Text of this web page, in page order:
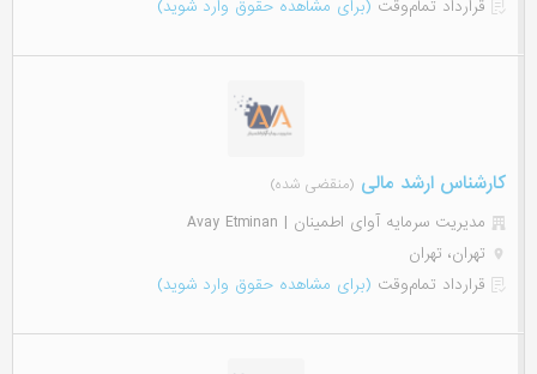
قرارداد تمام‌وقت (برای مشاهده حقوق وارد شوید)
کارشناس ارشد مالی (منقضی شده)
مدیریت سرمایه آوای اطمینان | Avay Etminan
تهران، تهران
قرارداد تمام‌وقت (برای مشاهده حقوق وارد شوید)